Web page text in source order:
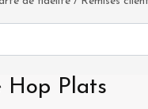
Hop Plats